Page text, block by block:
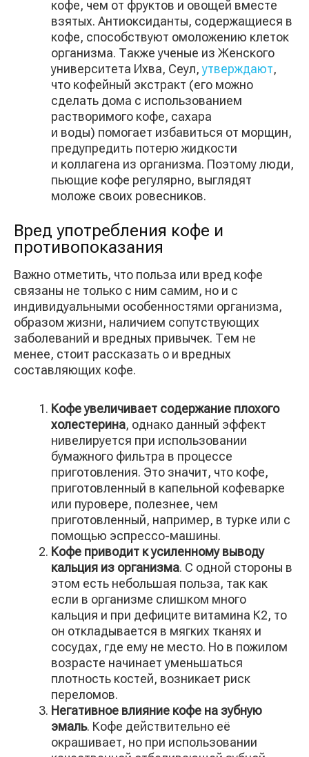
кофе, чем от фруктов и овощей вместе
взятых. Антиоксиданты, содержащиеся в
кофе, способствуют омоложению клеток
организма. Также ученые из Женского
университета Ихва, Сеул,утверждают,
что кофейный экстракт (его можно
сделать дома с использованием
растворимого кофе, сахара
и воды) помогает избавиться от морщин,
предупредить потерю жидкости
и коллагена из организма. Поэтому люди,
пьющие кофе регулярно, выглядят
моложе своих ровесников.
Вред употребления кофе и
противопоказания
Важно отметить, что польза или вред кофе
связаны не только с ним самим, но и с
индивидуальными особенностями организма,
образом жизни, наличием сопутствующих
заболеваний и вредных привычек. Тем не
менее, стоит рассказать о и вредных
составляющих кофе.
Кофе увеличивает содержание плохого
холестерина, однако данный эффект
нивелируется при использовании
бумажного фильтра в процессе
приготовления. Это значит, что кофе,
приготовленный в капельной кофеварке
или пуровере, полезнее, чем
приготовленный, например, в турке или с
помощью эспрессо-машины.
Кофе приводит к усиленному выводу
кальция из организма. С одной стороны в
этом есть небольшая польза, так как
если в организме слишком много
кальция и при дефиците витамина К2, то
он откладывается в мягких тканях и
сосудах, где ему не место. Но в пожилом
возрасте начинает уменьшаться
плотность костей, возникает риск
переломов.
Негативное влияние кофе на зубную
эмаль. Кофе действительно её
окрашивает, но при использовании